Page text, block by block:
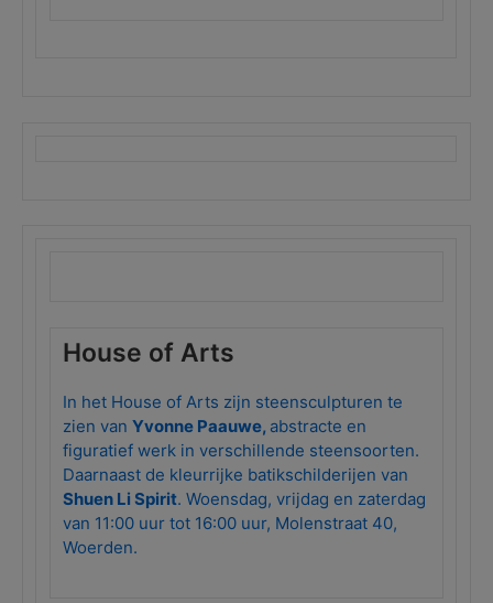
House of Arts
In het House of Arts zijn steensculpturen te
zien vanYvonne Paauwe, abstracte en
figuratief werk in verschillende steensoorten.
Daarnaast de kleurrijke batikschilderijen van
Shuen Li Spirit. Woensdag, vrijdag en zaterdag
van 11:00 uur tot 16:00 uur, Molenstraat 40,
Woerden.